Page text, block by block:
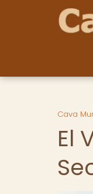
Cava
El